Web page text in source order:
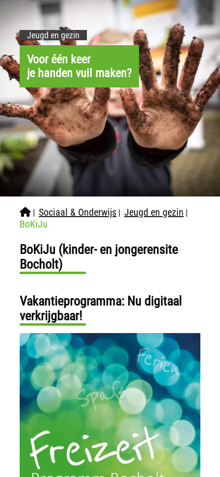
Jeugd en gezin
Voor één keer
je handen vuil maken?
| Sociaal & Onderwijs | Jeugd en gezin |
BoKiJu
BoKiJu (kinder- en jongerensite
Bocholt)
Vakantieprogramma: Nu digitaal
verkrijgbaar!